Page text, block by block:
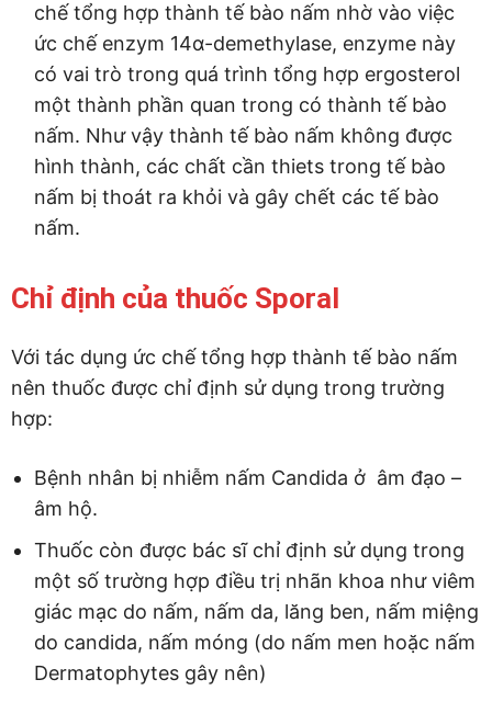
chế tổng hợp thành tế bào nấm nhờ vào việc
ức chế enzym 14α-demethylase, enzyme này
có vai trò trong quá trình tổng hợp ergosterol
một thành phần quan trong có thành tế bào
nấm. Như vậy thành tế bào nấm không được
hình thành, các chất cần thiets trong tế bào
nấm bị thoát ra khỏi và gây chết các tế bào
nấm.
Chỉ định của thuốc Sporal
Với tác dụng ức chế tổng hợp thành tế bào nấm
nên thuốc được chỉ định sử dụng trong trường
hợp:
Bệnh nhân bị nhiễm nấm Candida ở âm đạo –
âm hộ.
Thuốc còn được bác sĩ chỉ định sử dụng trong
một số trường hợp điều trị nhãn khoa như viêm
giác mạc do nấm, nấm da, lăng ben, nấm miệng
do candida, nấm móng (do nấm men hoặc nấm
Dermatophytes gây nên)